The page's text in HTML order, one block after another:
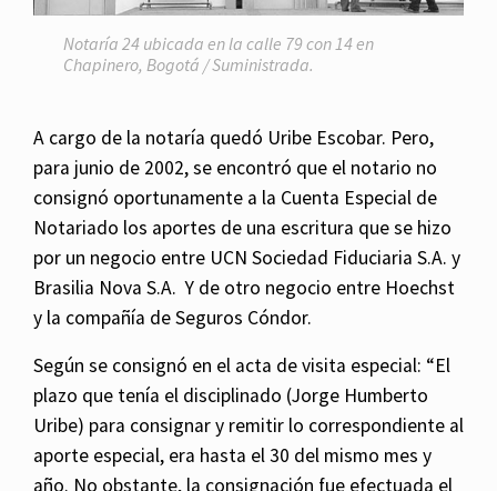
Notaría 24 ubicada en la calle 79 con 14 en
Chapinero, Bogotá / Suministrada.
A cargo de la notaría quedó Uribe Escobar. Pero,
para junio de 2002, se encontró que el notario no
consignó oportunamente a la Cuenta Especial de
Notariado los aportes de una escritura que se hizo
por un negocio entre UCN Sociedad Fiduciaria S.A. y
Brasilia Nova S.A. Y de otro negocio entre Hoechst
y la compañía de Seguros Cóndor.
Según se consignó en el acta de visita especial: “El
plazo que tenía el disciplinado (Jorge Humberto
Uribe) para consignar y remitir lo correspondiente al
aporte especial, era hasta el 30 del mismo mes y
año. No obstante, la consignación fue efectuada el